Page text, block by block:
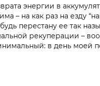
энергии в
на как раз на езду
перестану ее так
рекуперации –
в день моей